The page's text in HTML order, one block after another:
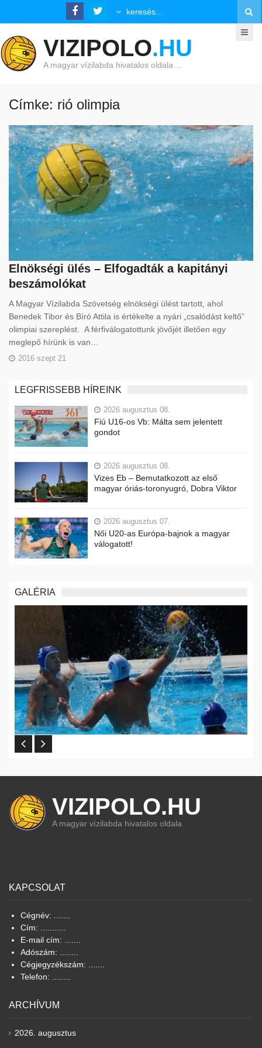
VIZIPOLO.HU
A magyar vízilabda hivatalos oldala…
Címke: rió olimpia
Elnökségi ülés – Elfogadták a kapitányi
beszámolókat
A Magyar Vízilabda Szövetség elnökségi ülést tartott, ahol
Benedek Tibor és Bíró Attila is értékelte a nyári „csalódást keltő”
olimpiai szereplést. A férfiválogatottunk jövőjét illetően egy
meglepő hírünk is van…
2016 szept 21
LEGFRISSEBB HÍREINK
2026 augusztus 08.
Fiú U16-os Vb: Málta sem jelentett
gondot
2026 augusztus 08.
Vizes Eb – Bemutatkozott az első
magyar óriás-toronyugró, Dobra Viktor
2026 augusztus 07.
Női U20-as Európa-bajnok a magyar
válogatott!
GALÉRIA
VIZIPOLO.HU
A magyar vízilabda hivatalos oldala
KAPCSOLAT
Cégnév: .......
Cím: ...........
E-mail cím: .......
Adószám: ........
Cégjegyzékszám: .......
Telefon: ........
ARCHÍVUM
2026. augusztus